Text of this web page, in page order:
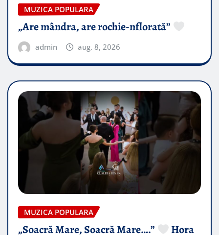
MUZICA POPULARA
„Are mândra, are rochie-nflorată”
admin aug. 8, 2026
MUZICA POPULARA
„Soacră Mare, Soacră Mare….”
Hora